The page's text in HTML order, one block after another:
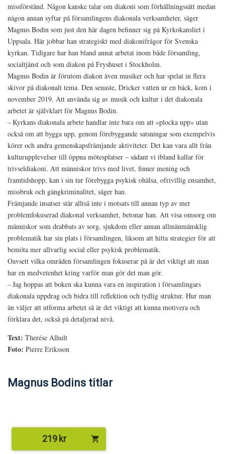
missförstånd. Någon kanske talar om diakoni som förhållningssätt medan
någon annan syftar på församlingens diakonala verksamheter, säger
Magnus Bodin som just den här dagen befinner sig på Kyrkokansliet i
Uppsala. Här jobbar han strategiskt med diakonifrågor för Svenska
kyrkan. Tidigare har han bland annat arbetat inom både församling,
socialtjänst och som diakon på Fryshuset i Stockholm.
Magnus Bodin är förutom diakon även musiker och har spelat in flera
skivor på diakonalt tema. Den senaste, Dricker vatten ur en bäck, kom i
november 2019. Att använda sig av musik och kultur i det diakonala
arbetet är självklart för Magnus Bodin.
– Kyrkans diakonala arbete handlar inte bara om att »plocka upp« utan
också om att bygga upp, genom förebyggande satsningar som exempelvis
körer och andra gemenskapsfrämjande aktiviteter. Det kan vara allt från
kulturupplevelser till öppna mötesplatser – sådant vi ibland kallar för
trivseldiakoni. Att människor trivs med livet, finner mening och
framtidshopp, kan i sin tur förebygga psykisk ohälsa, ofrivillig ensamhet,
missbruk och gängkriminalitet, säger han.
Främjande insatser står alltså inte i motsats till annan typ av mer
problemfokuserad diakonal verksamhet, betonar han. Att visa omsorg om
människor som drabbats av sorg, sjukdom eller annan allmänmänsklig
problematik har sin plats i församlingen, liksom att hitta strategier för att
bemöta mer allvarlig social eller psykisk problematik.
Oavsett vilka områden församlingen fokuserar på är det viktigt att man
har en medvetenhet kring varför man gör det man gör.
– Jag hoppas att boken ska kunna vara en inspiration i församlingars
diakonala uppdrag och bidra till reflektion och tydlig struktur. Hur man
än väljer att utforma arbetet så är det viktigt att kunna motivera och
förklara det, också på detaljerad nivå.
Text: Therése Alhult
Foto: Pierre Eriksson
Magnus Bodins titlar
219kr shopping_cart